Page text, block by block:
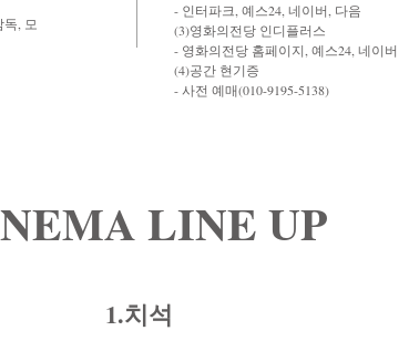
, 모
- 인터파크, 예스24, 네이버, 다음
(3)영화의전당 인디플러스
- 영화의전당 홈페이지, 예스24, 네이버
(4)공간 현기증
- 사전 예매(010-9195-5138)
LINE UP
1.치석